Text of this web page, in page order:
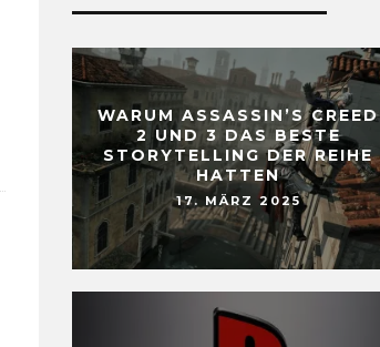
WARUM ASSASSIN’S CREED
2 UND 3 DAS BESTE
STORYTELLING DER REIHE
HATTEN
17. MÄRZ 2025